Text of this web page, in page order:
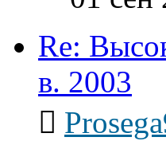
Re:
в. 2003